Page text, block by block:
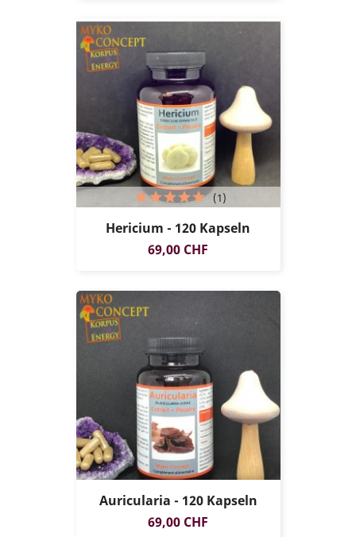
Hericium - 120 Kapseln
Preis
69,00 CHF
(1)
Auricularia - 120 Kapseln
Preis
69,00 CHF